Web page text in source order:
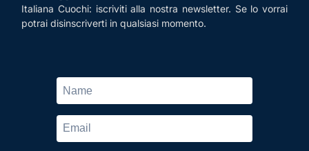
Italiana Cuochi: iscriviti alla nostra newsletter. Se lo vorrai
potrai disinscriverti in qualsiasi momento.